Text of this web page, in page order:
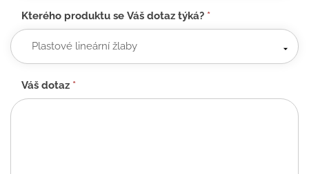
Kterého produktu se Váš dotaz týká? *
Váš dotaz *